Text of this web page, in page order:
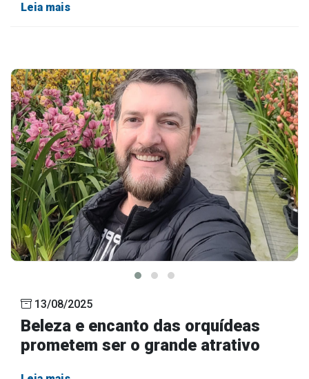
Leia mais
13/08/2025
Beleza e encanto das orquídeas
prometem ser o grande atrativo